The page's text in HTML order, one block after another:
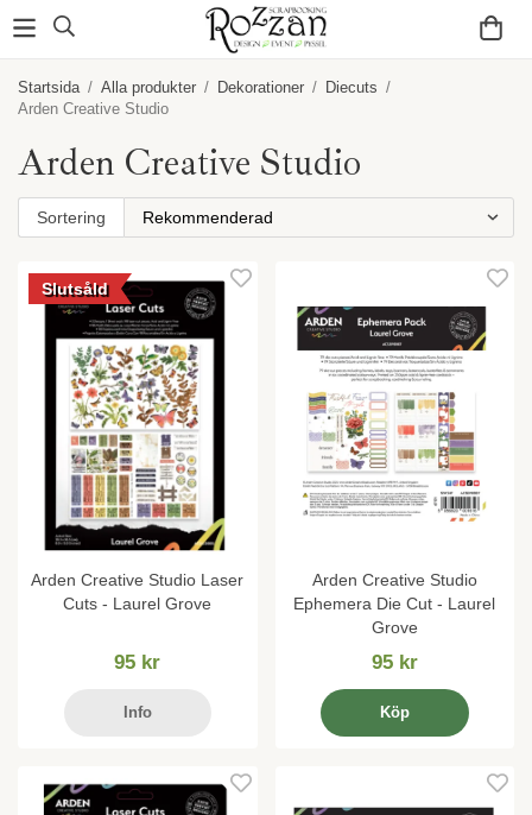
Startsida / Alla produkter / Dekorationer / Diecuts /
Arden Creative Studio
Arden Creative Studio
Sortering
Slutsåld
Arden Creative Studio Laser
Cuts - Laurel Grove
95 kr
Info
Arden Creative Studio
Ephemera Die Cut - Laurel
Grove
95 kr
Köp